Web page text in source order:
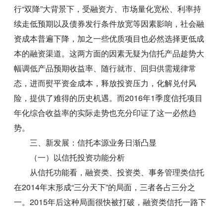
行“双降”大背景下，受融资方、市场量化宽松、利率持
续走低预期以及债券发行条件放宽等因素影响，社会融
资成本普遍下降，加之一些优质项目也必然选择更低成
本的融资渠道。这两方面的因素无疑为信托产品趁势大
幅调低产品预期收益率、随行就市、回归供需规律常
态，进而熨平资金成本，释放投资压力，化解兑付风
险，提供了难得的历史机遇。而2016年1季度信托项目
年化综合收益率的实际走势也充分印证了这一必然趋
势。
三、新发展：信托本源业务日渐凸显
（一）以信托投资功能分析
从信托功能看，融资类、投资类、事务管理类信托
在2014年末形成“三分天下”的局面，三者各占三分之
一。2015年后这种局面很快被打破，融资类信托一路下